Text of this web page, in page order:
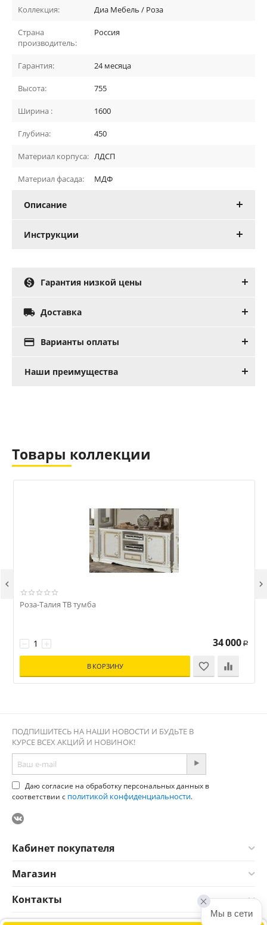
Коллекция: Диа Мебель / Роза
Страна
производитель:
Россия
Гарантия: 24 месяца
Высота: 755
Ширина : 1600
Глубина: 450
Материал корпуса: ЛДСП
Материал фасада: МДФ
Описание
Инструкции
 Гарантия низкой цены
 Доставка
 Варианты оплаты
Наши преимущества
Товары коллекции
Роза-Талия ТВ тумба
+
− 34 000 Р
В КОРЗИНУ
 
ПОДПИШИТЕСЬ НА НАШИ НОВОСТИ И БУДЬТЕ В
КУРСЕ ВСЕХ АКЦИЙ И НОВИНОК!
Даю согласие на обработку персональных данных в
соответствии с политикой конфиденциальности.
Кабинет покупателя
Магазин
Контакты
Мы в сети